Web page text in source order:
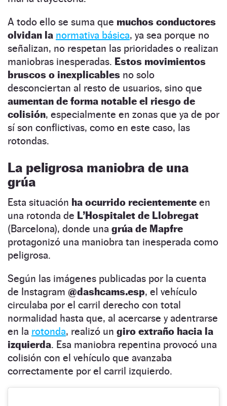
A todo ello se suma que muchos conductores
olvidan la normativa básica, ya sea porque no
señalizan, no respetan las prioridades o realizan
maniobras inesperadas. Estos movimientos
bruscos o inexplicables no solo
desconciertan al resto de usuarios, sino que
aumentan de forma notable el riesgo de
colisión, especialmente en zonas que ya de por
sí son conflictivas, como en este caso, las
rotondas.
La peligrosa maniobra de una
grúa
Esta situación ha ocurrido recientemente en
una rotonda de L’Hospitalet de Llobregat
(Barcelona), donde una grúa de Mapfre
protagonizó una maniobra tan inesperada como
peligrosa.
Según las imágenes publicadas por la cuenta
de Instagram @dashcams.esp, el vehículo
circulaba por el carril derecho con total
normalidad hasta que, al acercarse y adentrarse
en la rotonda, realizó un giro extraño hacia la
izquierda. Esa maniobra repentina provocó una
colisión con el vehículo que avanzaba
correctamente por el carril izquierdo.